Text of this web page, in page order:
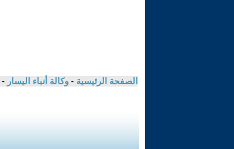
الصفحة الرئيسية - وكالة أنباء اليسار -